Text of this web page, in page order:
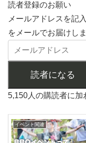
読者登録のお願い
メールアドレスを記
をメールでお届けし
読者になる
5,150人の購読者に加
イベント関連